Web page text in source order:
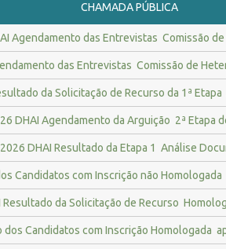
CHAMADA PÚBLICA
Agendamento das Entrevistas  Comissão
das Entrevistas  Comissão de
da Solicitação de Recurso da 1ª Etapa
DHAI Agendamento da Arguição  2ª Etapa
2026 DHAI Resultado da Etapa 1  Análise
Candidatos com Inscrição não Homologada
Resultado da Solicitação de Recurso 
dos Candidatos com Inscrição Homologada 